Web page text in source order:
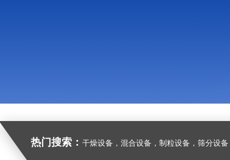
热门搜索： 干燥设备，混合设备，制粒设备，筛分设